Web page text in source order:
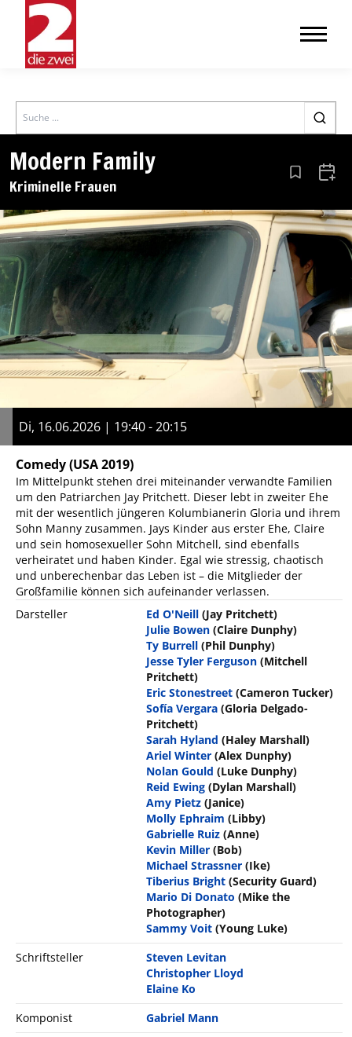
Search
Modern Family
Kriminelle Frauen Aus den
Di, 16.06.2026 | 19:40 - 20:15
Comedy(USA 2019)
Im Mittelpunkt stehen drei miteinander verwandte Familien
um den Patriarchen Jay Pritchett. Dieser lebt in zweiter Ehe
mit der wesentlich jüngeren Kolumbianerin Gloria und ihrem
Sohn Manny zusammen. Jays Kinder aus erster Ehe, Claire
und sein homosexueller Sohn Mitchell, sind ebenfalls
verheiratet und haben Kinder. Egal wie stressig, chaotisch
und unberechenbar das Leben ist – die Mitglieder der
Großfamilie können sich aufeinander verlassen.
Darsteller
Ed O'Neill (Jay Pritchett)
Julie Bowen (Claire Dunphy)
Ty Burrell (Phil Dunphy)
Jesse Tyler Ferguson (Mitchell
Pritchett)
Eric Stonestreet (Cameron Tucker)
Sofía Vergara (Gloria Delgado-
Pritchett)
Sarah Hyland (Haley Marshall)
Ariel Winter (Alex Dunphy)
Nolan Gould (Luke Dunphy)
Reid Ewing (Dylan Marshall)
Amy Pietz (Janice)
Molly Ephraim (Libby)
Gabrielle Ruiz (Anne)
Kevin Miller (Bob)
Michael Strassner (Ike)
Tiberius Bright (Security Guard)
Mario Di Donato (Mike the
Photographer)
Sammy Voit (Young Luke)
Schriftsteller
Steven Levitan
Christopher Lloyd
Elaine Ko
Komponist
Gabriel Mann